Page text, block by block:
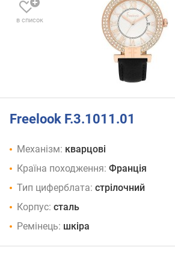
в список
Freelook F.3.1011.01
Механізм: кварцові
Країна походження: Франція
Тип циферблата: стрілочний
Корпус: сталь
Ремінець: шкіра